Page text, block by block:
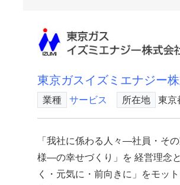
東京ガスイズミエナジー
業種 サービス 所在地 東京
「我社に係わる人々―社員・そ
様―の幸せづくり」を 経営理念
く・元気に・前向きに」をモッ